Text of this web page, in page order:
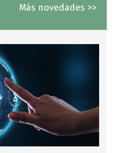
Más novedades >>